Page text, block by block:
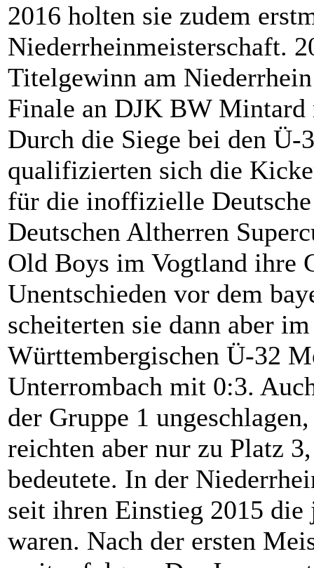
2016 holten sie zudem
Niederrheinmeisterschaft.
Titelgewinn am
Finale an DJK BW
Durch die Siege bei den Ü-
qualifizierten sich die
für die inoffizielle
Deutschen Altherren
Old Boys im Vogtland ihre
Unentschieden vor dem
scheiterten sie dann aber
Württembergischen Ü-32
Unterrombach mit 0:3.
der Gruppe 1
reichten aber nur zu Platz
bedeutete. In der
seit ihren Einstieg 2015
waren. Nach der ersten